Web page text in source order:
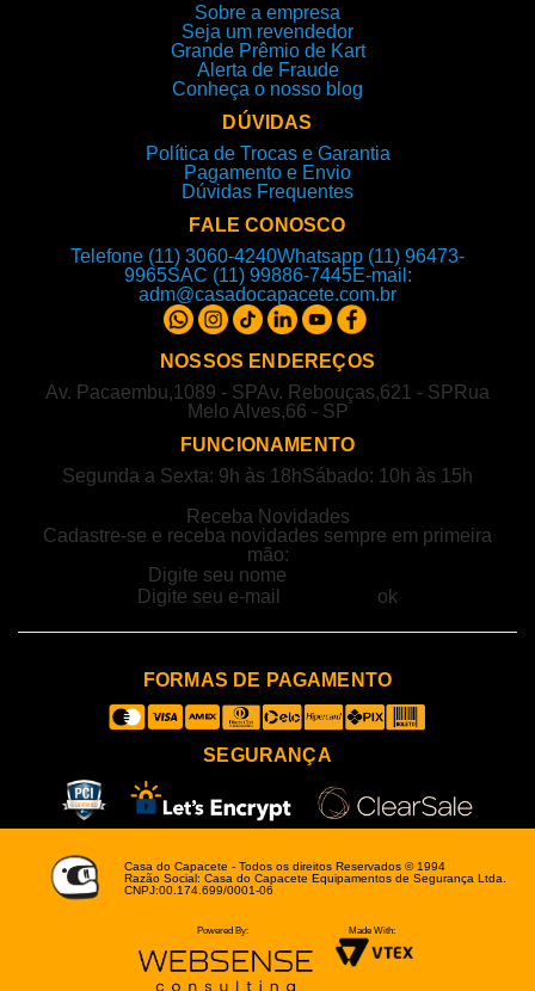
Sobre a empresa
Seja um revendedor
Grande Prêmio de Kart
Alerta de Fraude
Conheça o nosso blog
DÚVIDAS
Política de Trocas e Garantia
Pagamento e Envio
Dúvidas Frequentes
FALE CONOSCO
Telefone (11) 3060-4240Whatsapp (11) 96473-
9965SAC (11) 99886-7445E-mail:
adm@casadocapacete.com.br
NOSSOS ENDEREÇOS
Av. Pacaembu,1089 - SPAv. Rebouças,621 - SP Rua
Melo Alves,66 - SP
FUNCIONAMENTO
Segunda a Sexta: 9h às 18hSábado: 10h às 15h
Receba Novidades
Cadastre-se e receba novidades sempre em primeira
mão:
FORMAS DE PAGAMENTO
SEGURANÇA
Casa do Capacete - Todos os direitos Reservados © 1994
Razão Social: Casa do Capacete Equipamentos de Segurança Ltda.
CNPJ:00.174.699/0001-06
Powered By: Made With: